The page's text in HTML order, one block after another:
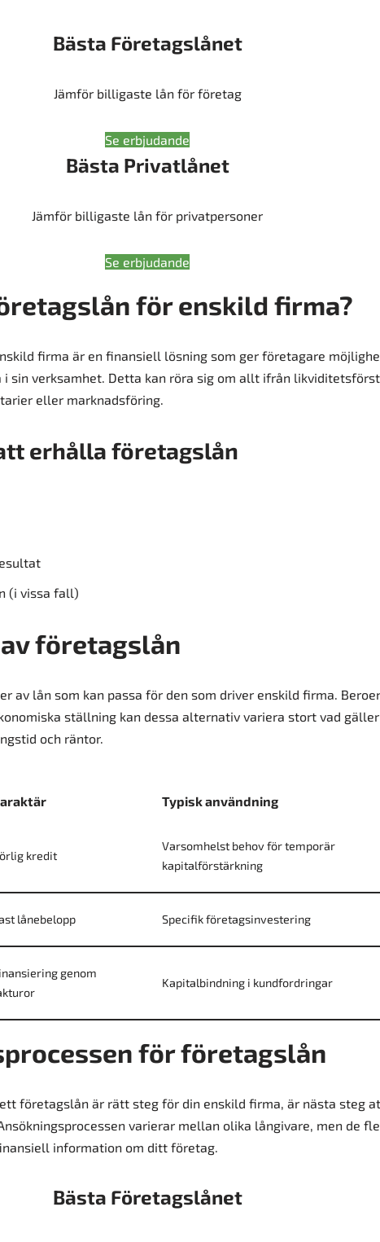
Bästa Företagslånet
Jämför billigaste lån för företag
Se erbjudande
Bästa Privatlånet
Jämför billigaste lån för privatpersoner
Se erbjudande
för enskild firma?
firma är en finansiell lösning som ger företagare
sin verksamhet. Detta kan röra sig om allt ifrån
eller marknadsföring.
erhålla företagslån
(i vissa fall)
företagslån
av lån som kan passa för den som driver enskild firma.
ställning kan dessa alternativ variera stort vad gäller
och räntor.
Typisk användning
kredit
Varsomhelst behov för temporär
kapitalförstärkning
lånebelopp Specifik företagsinvestering
genom
Kapitalbindning i kundfordringar
för företagslån
företagslån är rätt steg för din enskild firma, är nästa steg
varierar mellan olika långivare, men de
information om ditt företag.
Bästa Företagslånet